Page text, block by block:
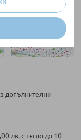
допълнителни
лв. с тегло до 10